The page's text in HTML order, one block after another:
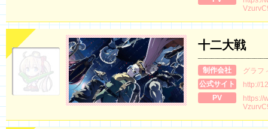
十二大戦
制作会社
グラフ
公式サイト
http://
PV
https://